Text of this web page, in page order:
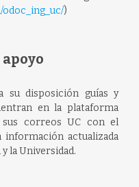
)
su disposición guías y
en la plataforma
sus correos UC con el
actualizada
la Universidad.